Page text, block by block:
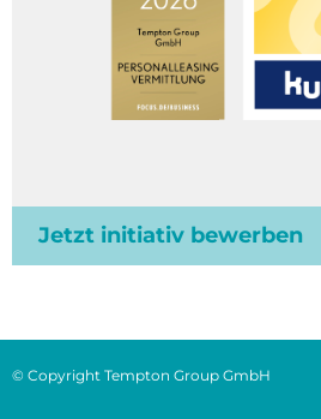
Jetzt initiativ bewerben
© Copyright Tempton Group GmbH